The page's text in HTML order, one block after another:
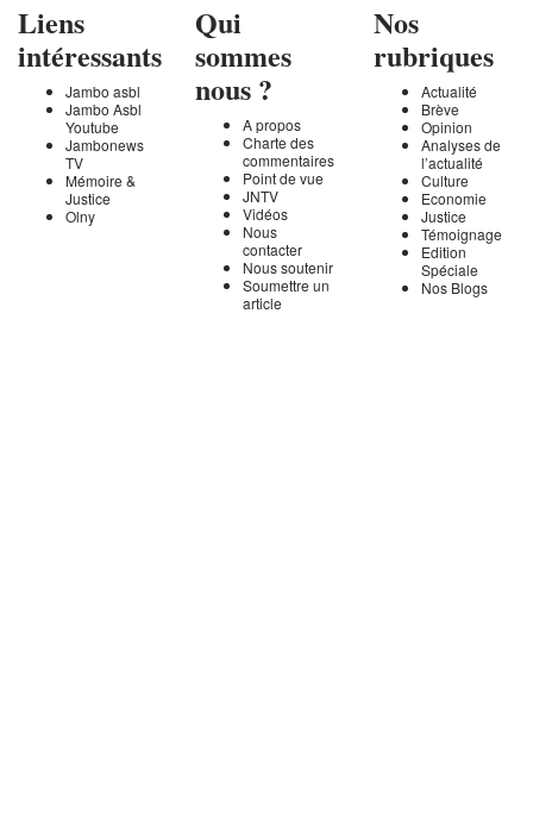
Liens
intéressants
Jambo asbl
Jambo Asbl
Youtube
Jambonews
TV
Mémoire &
Justice
Olny
Qui
sommes
nous ?
A propos
Charte des
commentaires
Point de vue
JNTV
Vidéos
Nous
contacter
Nous soutenir
Soumettre un
article
Nos
rubriques
Actualité
Brève
Opinion
Analyses de
l’actualité
Culture
Economie
Justice
Témoignage
Edition
Spéciale
Nos Blogs